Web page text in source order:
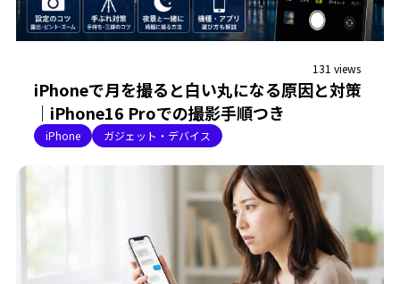
131 views
iPhoneで月を撮ると白い丸になる原因と対策
｜iPhone16 Proでの撮影手順つき
iPhone ガジェット・デバイス